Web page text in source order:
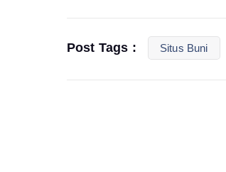
Post Tags : Situs Buni